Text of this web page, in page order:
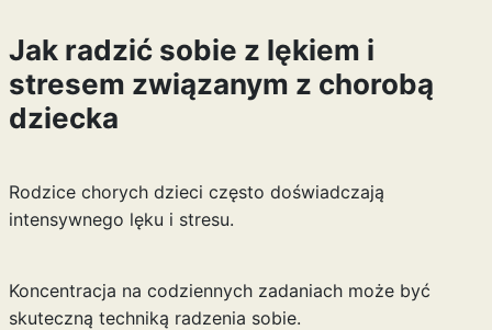
Jak radzić sobie z lękiem i
stresem związanym z chorobą
dziecka
Rodzice chorych dzieci często doświadczają
intensywnego lęku i stresu.
Koncentracja na codziennych zadaniach może być
skuteczną techniką radzenia sobie.